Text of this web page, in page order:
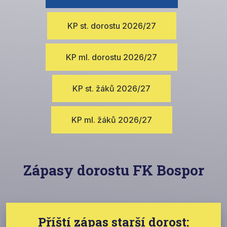
KP st. dorostu 2026/27
KP ml. dorostu 2026/27
KP st. žáků 2026/27
KP ml. žáků 2026/27
Zápasy dorostu FK Bospor
Příští zápas starší dorost: